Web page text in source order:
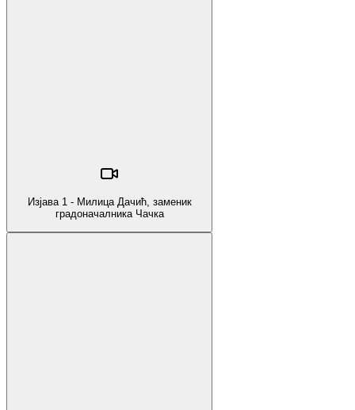
Изјава 1 - Милица Дачић, заменик
градоначалника Чачка